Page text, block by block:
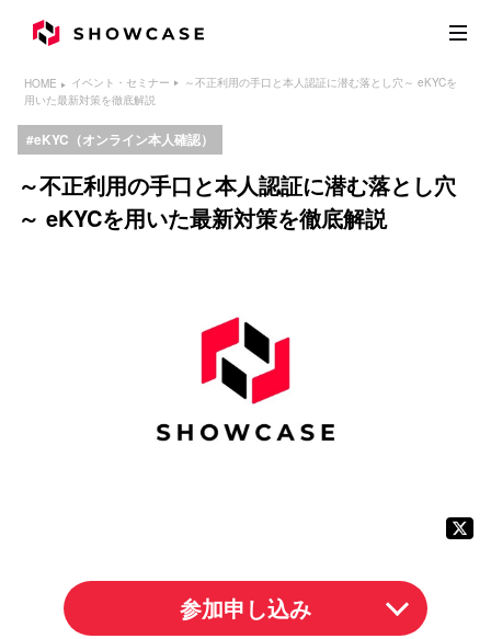
HOME イベント・セミナー
～不正利用の手口と本人認証に潜む落とし穴～ eKYCを
用いた最新対策を徹底解説
eKYC（オンライン本人確認）
～不正利用の手口と本人認証に潜む落とし穴
～ eKYCを用いた最新対策を徹底解説
参加申し込み